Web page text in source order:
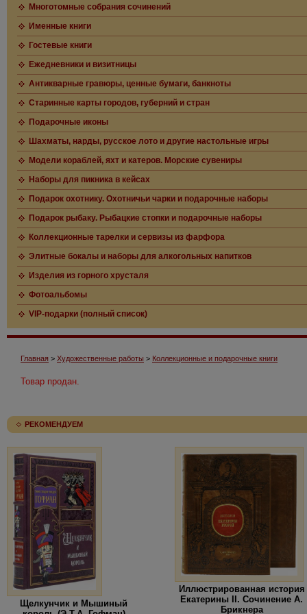
Многотомные собрания сочинений
Именные книги
Гостевые книги
Ежедневники и визитницы
Антикварные гравюры, ценные бумаги, банкноты
Старинные карты городов, губерний и стран
Подарочные иконы
Шахматы, нарды, русское лото и другие настольные игры
Модели кораблей, яхт и катеров. Морские сувениры
Наборы для пикника в кейсах
Подарок охотнику. Охотничьи чарки и подарочные наборы
Подарок рыбаку. Рыбацкие стопки и подарочные наборы
Коллекционные тарелки и сервизы из фарфора
Элитные бокалы и наборы для алкогольных напитков
Изделия из горного хрусталя
Фотоальбомы
VIP-подарки (полный список)
Главная > Художественные работы > Коллекционные и подарочные книги
Товар продан.
РЕКОМЕНДУЕМ
Щелкунчик и Мышиный
Иллюстрированная история
Екатерины II. Сочинение А.
Брикнера